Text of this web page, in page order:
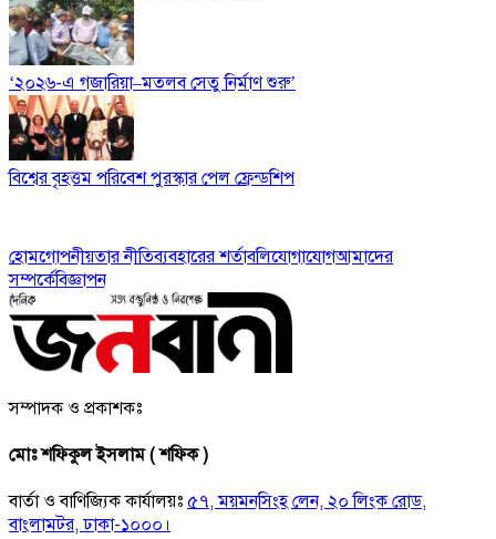
‘২০২৬-এ গজারিয়া–মতলব সেতু নির্মাণ শুরু’
বিশ্বের বৃহত্তম পরিবেশ পুরস্কার পেল ফ্রেন্ডশিপ
হোমগোপনীয়তার নীতিব্যবহারের শর্তাবলিযোগাযোগআমাদের
সম্পর্কেবিজ্ঞাপন
সম্পাদক ও প্রকাশকঃ
মোঃ শফিকুল ইসলাম ( শফিক )
বার্তা ও বাণিজ্যিক কার্যালয়ঃ ৫৭, ময়মনসিংহ লেন, ২০ লিংক রোড,
বাংলামটর, ঢাকা-১০০০।